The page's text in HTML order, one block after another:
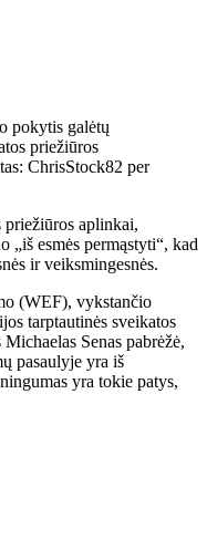
pokytis galėtų
priežiūros
ChrisStock82 per
priežiūros aplinkai,
„iš esmės permąstyti“, kad
ir veiksmingesnės.
(WEF), vykstančio
tarptautinės sveikatos
Senas pabrėžė,
pasaulyje yra iš
yra tokie patys,